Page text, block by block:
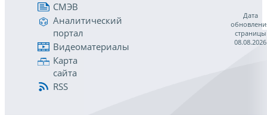
СМЭВ
Аналитический
портал
Видеоматериалы
Карта
сайта
RSS
Дата
страницы
08.08.2026